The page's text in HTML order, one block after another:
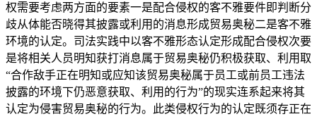
权需要考虑两方面的要素一是配合侵权的客不雅要件即判断分
歧从体能否晓得其披露或利用的消息形成贸易奥秘二是客不雅
环境的认定。司法实践中以客不雅形态认定形成配合侵权次要
是将相关人员明知获打消息属于贸易奥秘仍积极获取、利用取
“合作敌手正在明知或应知该贸易奥秘属于员工或前员工违法
披露的环境下仍恶意获取、利用的行为”的现实连系起来将其
认定为侵害贸易奥秘的行为。此类侵权行为的认定既须存正在